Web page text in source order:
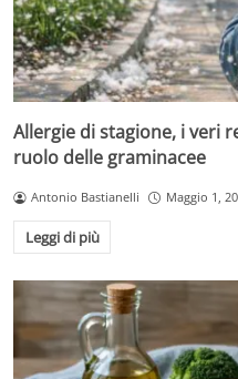
Allergie di stagione, i veri
ruolo delle graminacee
Antonio Bastianelli Maggio 1,
Leggi di più